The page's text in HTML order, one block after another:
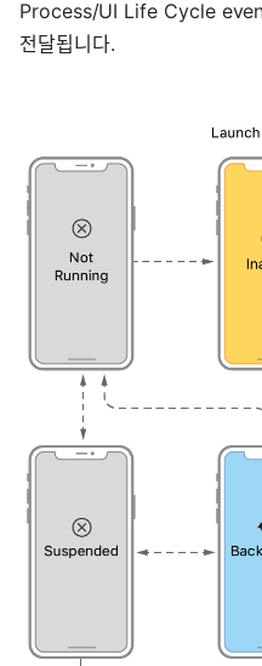
Process/UI Life Cycle
전달됩니다.